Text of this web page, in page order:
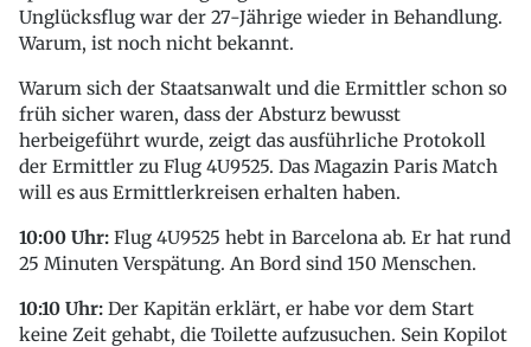
Unglücksflug war der 27-Jährige wieder in Behandlung.
Warum, ist noch nicht bekannt.
Warum sich der Staatsanwalt und die Ermittler schon so
früh sicher waren, dass der Absturz bewusst
herbeigeführt wurde, zeigt das ausführliche Protokoll
der Ermittler zu Flug 4U9525. Das Magazin Paris Match
will es aus Ermittlerkreisen erhalten haben.
10:00 Uhr: Flug 4U9525 hebt in Barcelona ab. Er hat rund
25 Minuten Verspätung. An Bord sind 150 Menschen.
10:10 Uhr: Der Kapitän erklärt, er habe vor dem Start
keine Zeit gehabt, die Toilette aufzusuchen. Sein Kopilot